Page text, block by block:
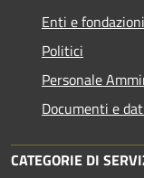
Enti e fondazioni
Politici
Personale
Documenti e
CATEGORIE DI